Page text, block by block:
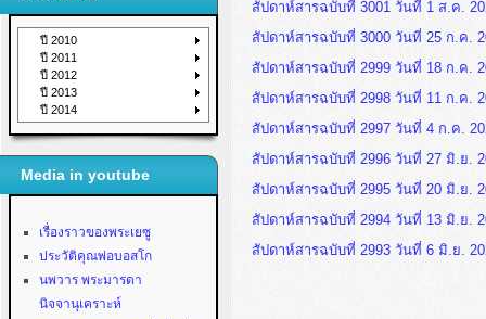
ปี 2010
ปี 2011
ปี 2012
ปี 2013
ปี 2014
Media in youtube
เรื่องราวของพระเยซู
ประวัติคุณพ่อบอสโก
นพวาร พระมารดา
นิจจานุเคราะห์
สัปดาห์สารฉบับที่ 3001 วันที่ 1 ส.ค.
สัปดาห์สารฉบับที่ 3000 วันที่ 25 ก.ค.
สัปดาห์สารฉบับที่ 2999 วันที่ 18 ก.ค.
สัปดาห์สารฉบับที่ 2998 วันที่ 11 ก.ค.
สัปดาห์สารฉบับที่ 2997 วันที่ 4 ก.ค.
สัปดาห์สารฉบับที่ 2996 วันที่ 27 มิ.ย.
สัปดาห์สารฉบับที่ 2995 วันที่ 20 มิ.ย.
สัปดาห์สารฉบับที่ 2994 วันที่ 13 มิ.ย.
สัปดาห์สารฉบับที่ 2993 วันที่ 6 มิ.ย.